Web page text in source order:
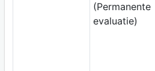
(Permanente
evaluatie)